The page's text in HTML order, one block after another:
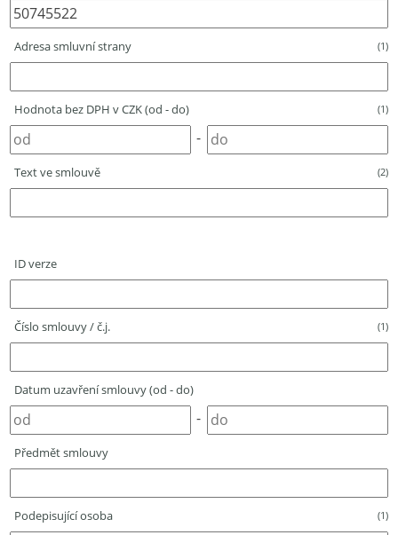
Adresa smluvní strany (1)
Hodnota bez DPH v CZK (od - do) (1)
-
Text ve smlouvě (2)
ID verze
Číslo smlouvy / č.j. (1)
Datum uzavření smlouvy (od - do)
-
Předmět smlouvy
Podepisující osoba (1)